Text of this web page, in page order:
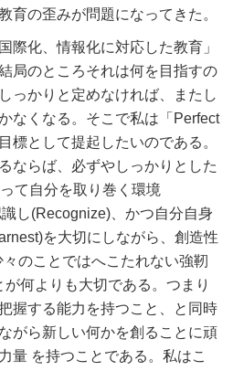
育の歪みが問題になってきた。
化、情報化に対応した教育」
局のところそれは何を目指すの
っかりと定めなければ、またし
なくなる。そこで私は「Perfect
標として提起したいのである。
ならば、必ずやしっかりとした
て自分を取り巻く環境
し(Recognize)、かつ自分自身
を大切にしながら、創造性
のことではへこたれない強靭
何よりも大切である。つまり
握する能力を持つこと、と同時
がら新しい何かを創ることに頑
量 を持つことである。私はこ